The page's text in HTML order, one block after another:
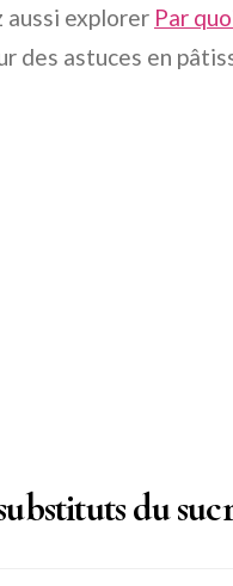
aussi explorer Par
des astuces en
du